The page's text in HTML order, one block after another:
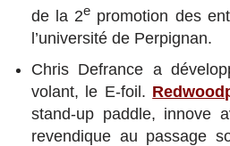
de la 2e promotion des
l’université de Perpignan.
Chris Defrance a
volant, le E-foil.
stand-up paddle, innove
revendique au passage